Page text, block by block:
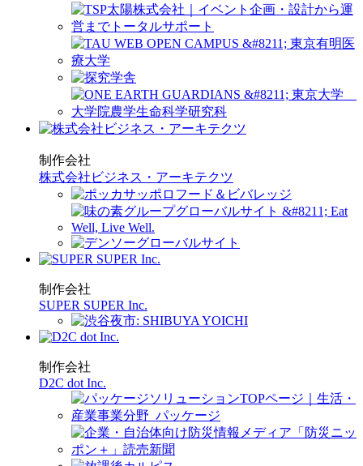
制作会社
株式会社ビジネス・アーキテクツ
制作会社
SUPER SUPER Inc.
制作会社
D2C dot Inc.